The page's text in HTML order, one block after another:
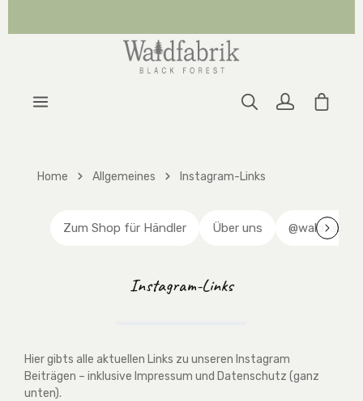
Home Allgemeines Instagram-Links
Zum Shop für Händler Über uns @waldfabrik
Instagram-Links
Hier gibts alle aktuellen Links zu unseren Instagram
Beiträgen – inklusive Impressum und Datenschutz (ganz
unten).